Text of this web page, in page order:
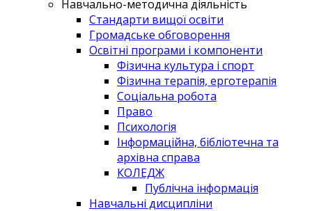
Навчально-методична діяльність
Стандарти вищої освіти
Громадське обговорення
Освітні програми і компоненти
Фізична культура і спорт
Фізична терапія, ерготерапія
Соціальна робота
Право
Психологія
Інформаційна, бібліотечна та
архівна справа
КОЛЕДЖ
Публічна інформація
Навчальні дисципліни